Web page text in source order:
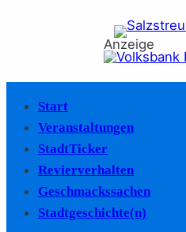
Anzeige
Start
Veranstaltungen
StadtTicker
Revierverhalten
Geschmackssachen
Stadtgeschichte(n)